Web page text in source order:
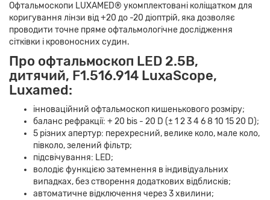
Офтальмоскопи LUXAMED® укомплектовані коліщатком для
коригування лінзи від +20 до -20 діоптрій, яка дозволяє
проводити точне пряме офтальмологічне дослідження
сітківки і кровоносних судин.
Про офтальмоскоп LED 2.5В,
дитячий, F1.516.914 LuxaScope,
Luxamed:
інноваційний офтальмоскоп кишенькового розміру;
баланс рефракції: + 20 bis - 20 D (± 1 2 3 4 6 8 10 15 20 D);
5 різних апертур: перехресний, велике коло, мале коло,
півколо, зелений фільтр;
підсвічування: LED;
володіє функцією затемнення в індивідуальних
випадках, без створення додаткових відблисків;
автоматичне відключення через 3 хвилини;